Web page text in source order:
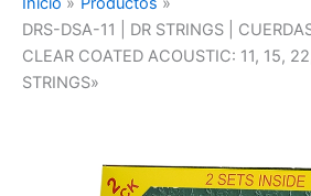
DRS-DSA-11 | DR STRINGS |
CLEAR COATED ACOUSTIC: 11, 15,
STRINGS»